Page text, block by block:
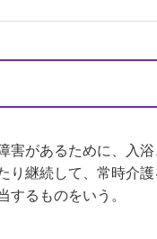
害があるために、入
り継続して、常時介
するものをいう。